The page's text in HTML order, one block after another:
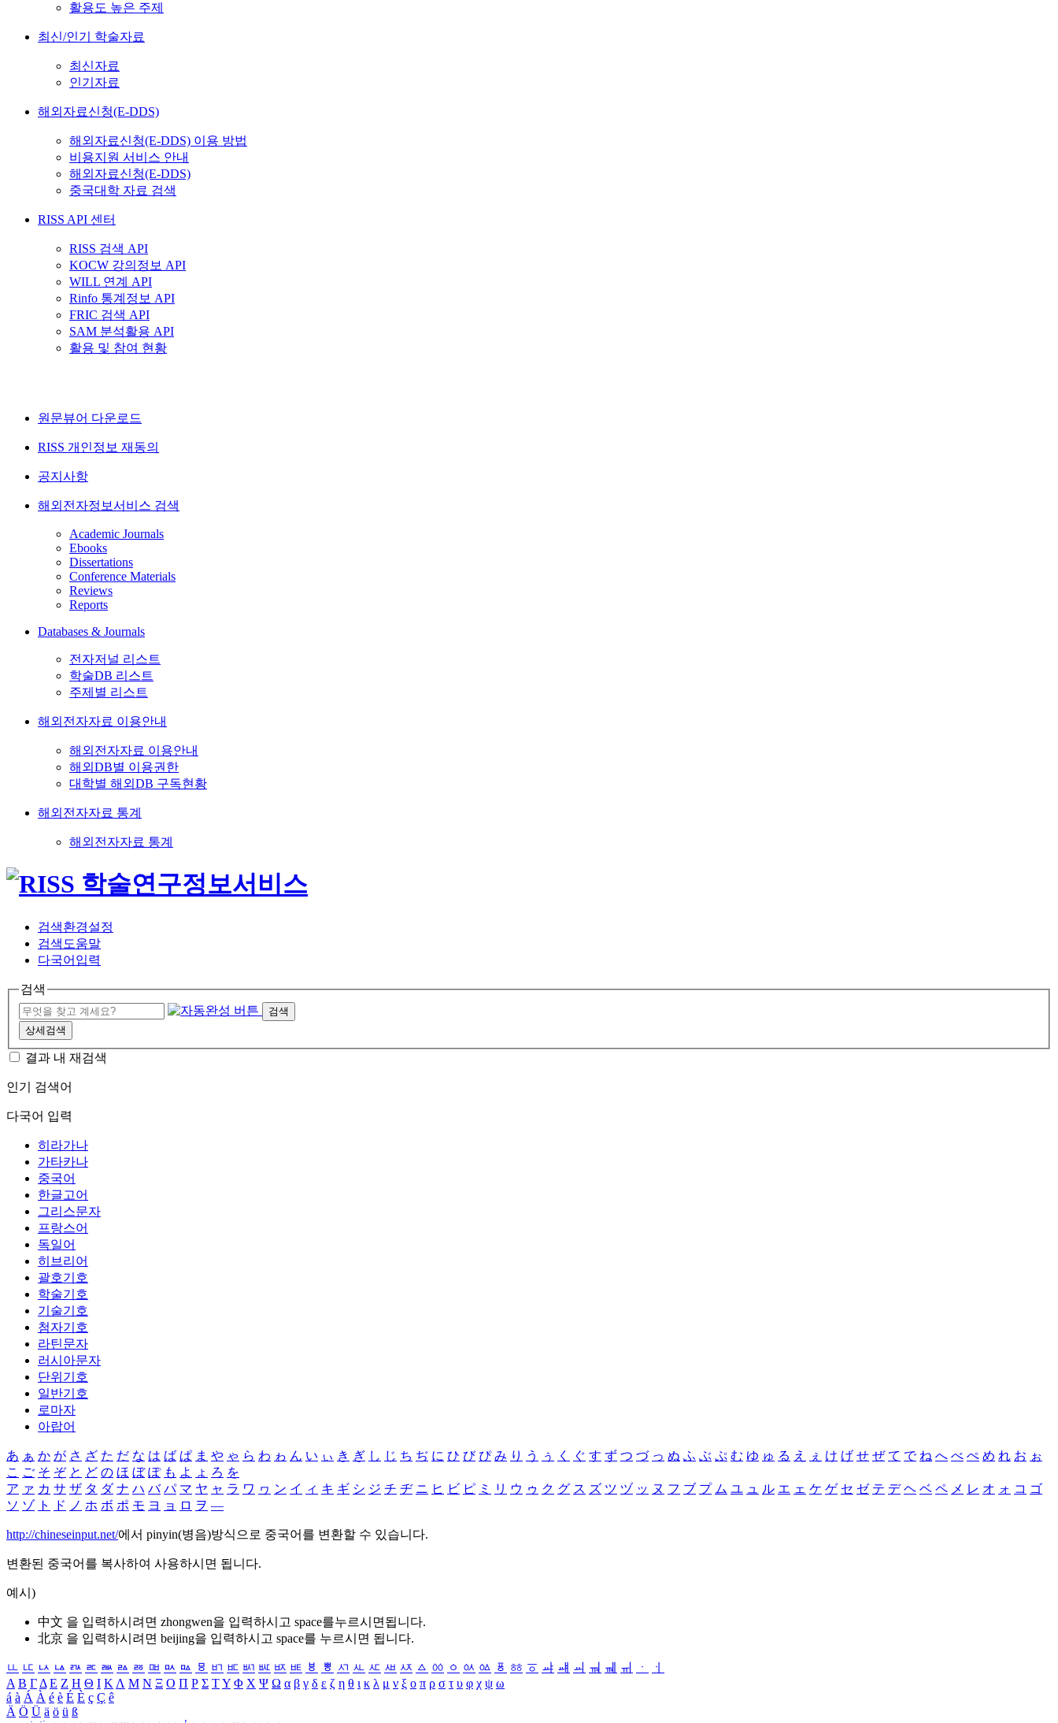
활용도 높은 주제
최신/인기 학술자료
최신자료
인기자료
해외자료신청(E-DDS)
해외자료신청(E-DDS) 이용 방법
비용지원 서비스 안내
해외자료신청(E-DDS)
중국대학 자료 검색
RISS API 센터
RISS 검색 API
KOCW 강의정보 API
WILL 연계 API
Rinfo 통계정보 API
FRIC 검색 API
SAM 분석활용 API
활용 및 참여 현황
원문뷰어 다운로드
RISS 개인정보 재동의
공지사항
해외전자정보서비스 검색
Academic Journals
Ebooks
Dissertations
Conference Materials
Reviews
Reports
Databases & Journals
전자저널 리스트
학술DB 리스트
주제별 리스트
해외전자자료 이용안내
해외전자자료 이용안내
해외DB별 이용권한
대학별 해외DB 구독현황
해외전자자료 통계
해외전자자료 통계
검색환경설정
검색도움말
다국어입력
검색
검색
상세검색
결과 내 재검색
인기 검색어
다국어 입력
히라가나
가타카나
중국어
한글고어
그리스문자
프랑스어
독일어
히브리어
괄호기호
학술기호
기술기호
첨자기호
라틴문자
러시아문자
단위기호
일반기호
로마자
아랍어
あ ぁ か が さ ざ た だ な は ば ぱ ま や ゃ ら わ ゎ ん い ぃ き ぎ し じ ち ぢ に ひ び ぴ み り う ぅ く ぐ す ず つ づ っ ぬ ふ ぶ ぷ む ゆ ゅ る え ぇ け げ せ ぜ て で ね へ べ ぺ め れ お ぉ
こ ご そ ぞ と ど の ほ ぼ ぽ も よ ょ ろ を
ア ァ カ サ ザ タ ダ ナ ハ バ パ マ ヤ ャ ラ ワ ヮ ン イ ィ キ ギ シ ジ チ ヂ ニ ヒ ビ ピ ミ リ ウ ゥ ク グ ス ズ ツ ヅ ッ ヌ フ ブ プ ム ユ ュ ル エ ェ ケ ゲ セ ゼ テ デ ヘ ベ ペ メ レ オ ォ コ ゴ
ソ ゾ ト ド ノ ホ ボ ポ モ ヨ ョ ロ ヲ ―
http://chineseinput.net/에서 pinyin(병음)방식으로 중국어를 변환할 수 있습니다.
변환된 중국어를 복사하여 사용하시면 됩니다.
예시)
中文 을 입력하시려면 zhongwen을 입력하시고 space를누르시면됩니다.
北京 을 입력하시려면 beijing을 입력하시고 space를 누르시면 됩니다.
ㅥ ㅦ ㅧ ㅨ ㅩ ㅪ ㅫ ㅬ ㅭ ㅮ ㅯ ㅰ ㅱ ㅲ ㅳ ㅴ ㅵ ㅶ ㅷ ㅸ ㅹ ㅺ ㅻ ㅼ ㅽ ㅾ ㅿ ㆀ ㆁ ㆂ ㆃ ㆄ ㆅ ㆆ ㆇ ㆈ ㆉ ㆊ ㆋ ㆌ ㆍ
ㆎ
Α Β ΓΔ Ε Ζ Η Θ Ι ΚΛ Μ Ν Ξ Ο Π Ρ Σ ΤΥ Φ Χ Ψ Ω α β γ δ ε ζ η θ ι κ λ μ ν ξ ο π ρ σ τ υ φ χ ψ ω
á à Á À é è É È ç Ç ê
Ä Ö Ü ä ö ü ß